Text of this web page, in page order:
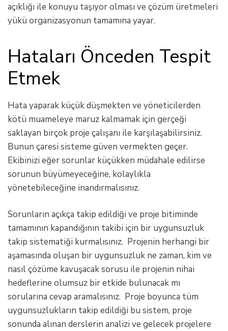
açıklığı ile konuyu taşıyor olması ve çözüm üretmeleri
yükü organizasyonun tamamına yayar.
Hataları Önceden Tespit
Etmek
Hata yaparak küçük düşmekten ve yöneticilerden
kötü muameleye maruz kalmamak için gerçeği
saklayan birçok proje çalışanı ile karşılaşabilirsiniz.
Bunun çaresi sisteme güven vermekten geçer.
Ekibinizi eğer sorunlar küçükken müdahale edilirse
sorunun büyümeyeceğine, kolaylıkla
yönetebileceğine inandırmalısınız.
Sorunların açıkça takip edildiği ve proje bitiminde
tamamının kapandığının takibi için bir uygunsuzluk
takip sistematiği kurmalısınız. Projenin herhangi bir
aşamasında oluşan bir uygunsuzluk ne zaman, kim ve
nasıl çözüme kavuşacak sorusu ile projenin nihai
hedeflerine olumsuz bir etkide bulunacak mı
sorularına cevap aramalısınız. Proje boyunca tüm
uygunsuzlukların takip edildiği bu sistem, proje
sonunda alınan derslerin analizi ve gelecek projelere